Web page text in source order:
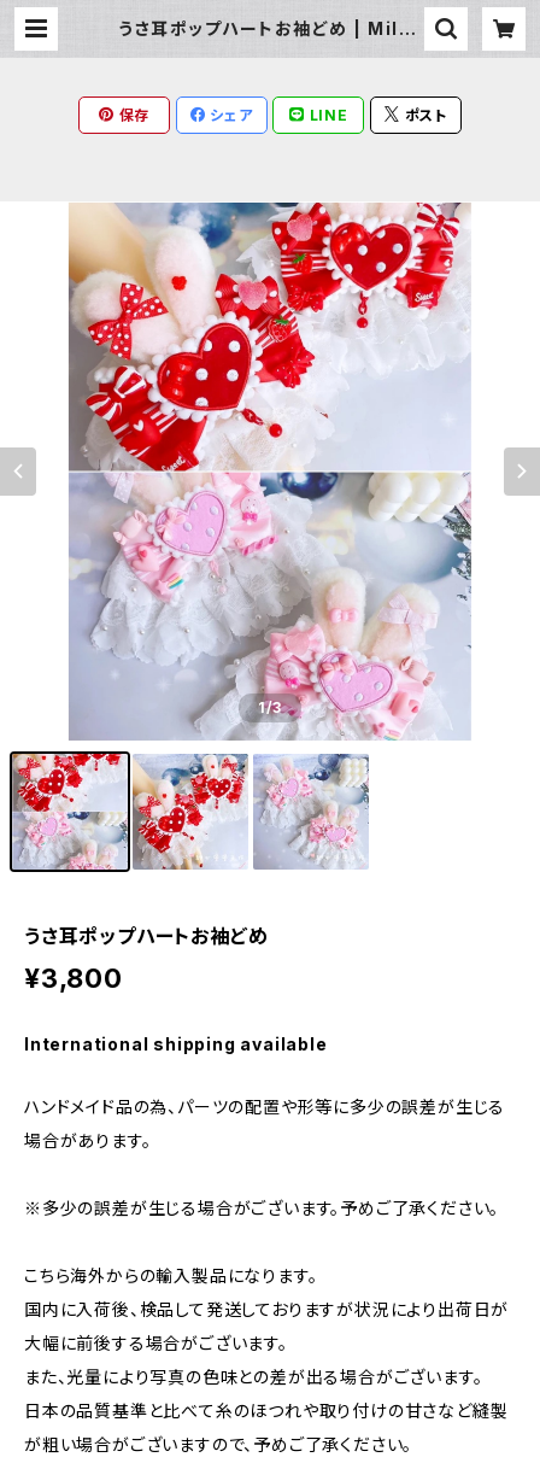
うさ耳ポップハートお袖どめ | Milky
保存 シェア LINE ポスト
1/3
うさ耳ポップハートお袖どめ
¥3,800
International shipping available
ハンドメイド品の為、パーツの配置や形等に多少の誤差が生じる
場合があります。
※多少の誤差が生じる場合がございます。予めご了承ください。
こちら海外からの輸入製品になります。
国内に入荷後、検品して発送しておりますが状況により出荷日が
大幅に前後する場合がございます。
また、光量により写真の色味との差が出る場合がございます。
日本の品質基準と比べて糸のほつれや取り付けの甘さなど縫製
が粗い場合がございますので、予めご了承ください。